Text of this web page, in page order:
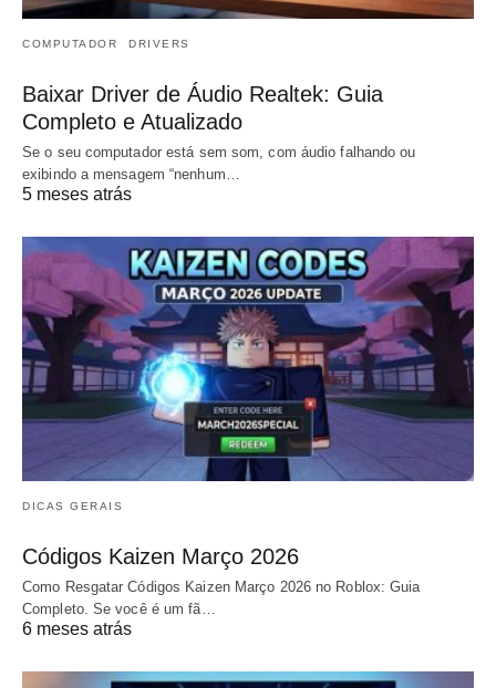
COMPUTADOR DRIVERS
Baixar Driver de Áudio Realtek: Guia
Completo e Atualizado
Se o seu computador está sem som, com áudio falhando ou
exibindo a mensagem “nenhum…
5 meses atrás
DICAS GERAIS
Códigos Kaizen Março 2026
Como Resgatar Códigos Kaizen Março 2026 no Roblox: Guia
Completo. Se você é um fã…
6 meses atrás